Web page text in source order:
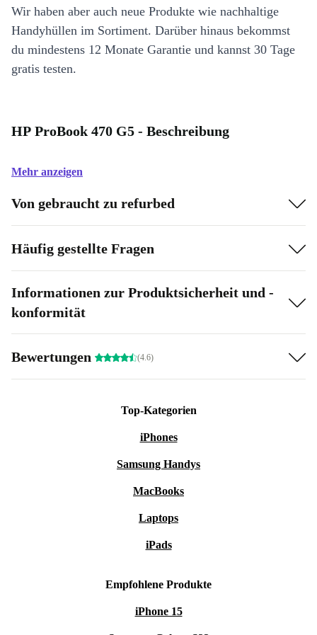
Wir haben aber auch neue Produkte wie nachhaltige
Handyhüllen im Sortiment. Darüber hinaus bekommst
du mindestens 12 Monate Garantie und kannst 30 Tage
gratis testen.
HP ProBook 470 G5 - Beschreibung
Mehr anzeigen
Von gebraucht zu refurbed
Häufig gestellte Fragen
Informationen zur Produktsicherheit und -
konformität
Bewertungen (4.6)
Top-Kategorien
iPhones
Samsung Handys
MacBooks
Laptops
iPads
Empfohlene Produkte
iPhone 15